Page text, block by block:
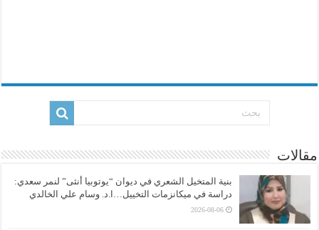
مقالات
بنية المتخيل الشعري في ديوان “يوتوبيا أنثى” لنمر سعدي:
دراسة في ميكانزمات التخييل…ا.د. وسام علي الخالدي
2026-08-06